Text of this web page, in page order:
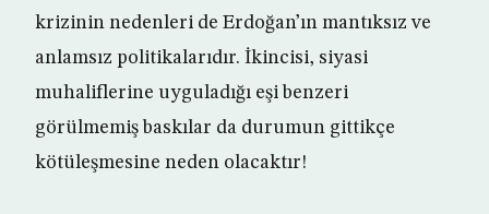
krizinin nedenleri de Erdoğan’ın mantıksız ve
anlamsız politikalarıdır. İkincisi, siyasi
muhaliflerine uyguladığı eşi benzeri
görülmemiş baskılar da durumun gittikçe
kötüleşmesine neden olacaktır!